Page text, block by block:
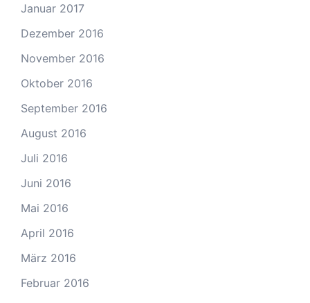
Januar 2017
Dezember 2016
November 2016
Oktober 2016
September 2016
August 2016
Juli 2016
Juni 2016
Mai 2016
April 2016
März 2016
Februar 2016